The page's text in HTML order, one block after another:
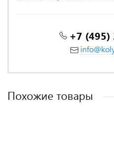
+7 (495)
Похожие товары